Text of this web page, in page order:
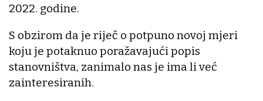
2022. godine.
S obzirom da je riječ o potpuno novoj mjeri
koju je potaknuo poražavajući popis
stanovništva, zanimalo nas je ima li već
zainteresiranih.